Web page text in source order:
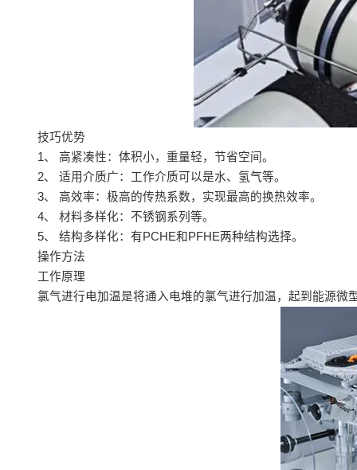
技巧优势
1、 高紧凑性：体积小，重量轻，节省空间。
2、 适用介质广：工作介质可以是水、氢气等。
3、 高效率：极高的传热系数，实现最高的换热效率。
4、 材料多样化：不锈钢系列等。
5、 结构多样化：有PCHE和PFHE两种结构选择。
操作方法
工作原理
氯气进行电加温是将通入电堆的氯气进行加温，起到能源